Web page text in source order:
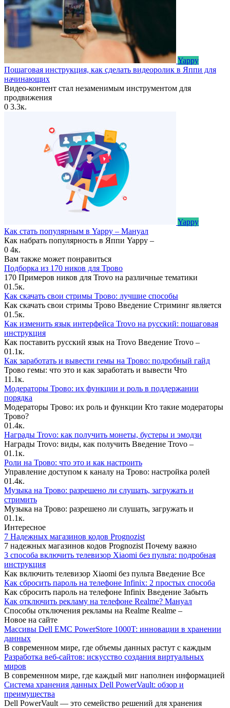
Yappy
Пошаговая инструкция, как сделать видеоролик в Яппи для
начинающих
Видео-контент стал незаменимым инструментом для
продвижения
0 3.3к.
Yappy
Как стать популярным в Yappy – Мануал
Как набрать популярность в Яппи Yappy –
0 4к.
Вам также может понравиться
Подборка из 170 ников для Трово
170 Примеров ников для Trovo на различные тематики
01.5к.
Как скачать свои стримы Трово: лучшие способы
Как скачать свои стримы Трово Введение Стриминг является
01.5к.
Как изменить язык интерфейса Trovo на русский: пошаговая
инструкция
Как поставить русский язык на Trovo Введение Trovo –
01.1к.
Как заработать и вывести гемы на Трово: подробный гайд
Трово гемы: что это и как заработать и вывести Что
11.1к.
Модераторы Трово: их функции и роль в поддержании
порядка
Модераторы Трово: их роль и функции Кто такие модераторы
Трово?
01.4к.
Награды Trovo: как получить монеты, бустеры и эмодзи
Награды Trovo: виды, как получить Введение Trovo –
01.1к.
Роли на Трово: что это и как настроить
Управление доступом к каналу на Трово: настройка ролей
01.4к.
Музыка на Трово: разрешено ли слушать, загружать и
стримить
Музыка на Трово: разрешено ли слушать, загружать и
01.1к.
Интересное
7 Надежных магазинов кодов Prognozist
7 надежных магазинов кодов Prognozist Почему важно
3 способа включить телевизор Xiaomi без пульта: подробная
инструкция
Как включить телевизор Xiaomi без пульта Введение Все
Как сбросить пароль на телефоне Infinix: 2 простых способа
Как сбросить пароль на телефоне Infinix Введение Забыть
Как отключить рекламу на телефоне Realme? Мануал
Способы отключения рекламы на Realme Realme –
Новое на сайте
Массивы Dell EMC PowerStore 1000T: инновации в хранении
данных
В современном мире, где объемы данных растут с каждым
Разработка веб-сайтов: искусство создания виртуальных
миров
В современном мире, где каждый миг наполнен информацией
Система хранения данных Dell PowerVault: обзор и
преимущества
Dell PowerVault — это семейство решений для хранения